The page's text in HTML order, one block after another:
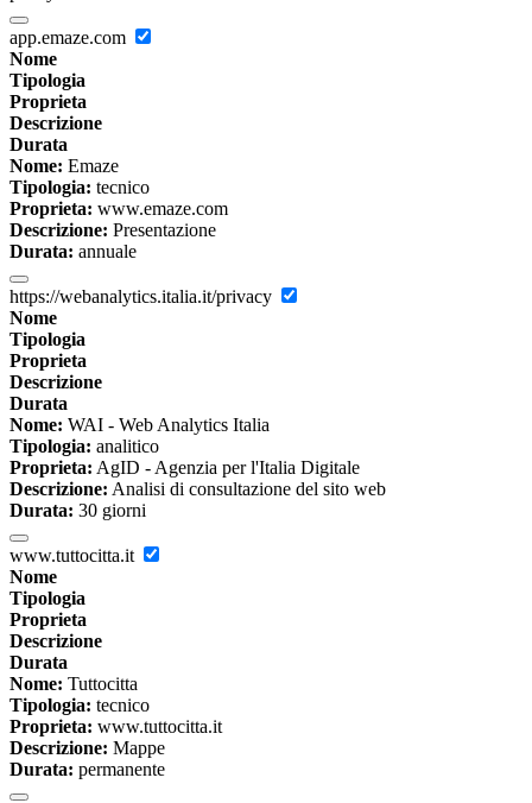
app.emaze.com
Nome
Tipologia
Proprieta
Descrizione
Durata
Nome: Emaze
Tipologia: tecnico
Proprieta: www.emaze.com
Descrizione: Presentazione
Durata: annuale
https://webanalytics.italia.it/privacy
Nome
Tipologia
Proprieta
Descrizione
Durata
Nome: WAI - Web Analytics Italia
Tipologia: analitico
Proprieta: AgID - Agenzia per l'Italia Digitale
Descrizione: Analisi di consultazione del sito web
Durata: 30 giorni
www.tuttocitta.it
Nome
Tipologia
Proprieta
Descrizione
Durata
Nome: Tuttocitta
Tipologia: tecnico
Proprieta: www.tuttocitta.it
Descrizione: Mappe
Durata: permanente